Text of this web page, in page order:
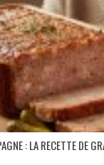
: LA RECETTE DE